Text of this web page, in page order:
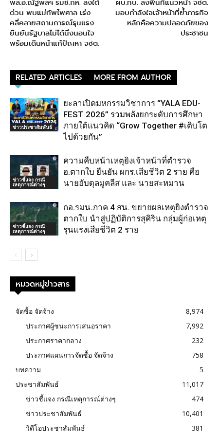
พล.อ.ณัฐพลฯ รมช.กห. ลงใต้
ด่วน พบแม่ทัพไพศาล เร่ง
คลี่คลายสถานการณ์รุนแรง
ยืนยันรัฐบาลไม่ได้นิ่งนอนใจ
พร้อมเดินหน้าแก้ปัญหา จชต.
ผบ.ทบ. ลงพื้นที่แนวหน้า จชต.
มอบกำลังใจเจ้าหน้าที่ย้ำภารกิจ
หลักคือความปลอดภัยของ
ประชาชน
RELATED ARTICLES MORE FROM AUTHOR
ข่าวประชาสัมพันธ์
ยะลาเปิดมหกรรมวิชาการ “YALA EDU-
FEST 2026” รวมพลังยกระดับการศึกษา
ภายใต้แนวคิด “Grow Together #เติบโต
ไปด้วยกัน”
ข่าวชี้แจง กรณี
เหตุการณ์ต่างๆ
ความคืบหน้าเหตุยิงเจ้าหน้าที่ตำรวจ
อ.ตากใบ ยืนยัน ผกร.เสียชีวิต 2 ราย คือ
นายอับดุลมูคลีส และ นายสะหมาน
ข่าวชี้แจง กรณี
เหตุการณ์ต่างๆ
กอ.รมน.ภาค 4 สน. ขยายผลเหตุยิงตำรวจ
ตากใบ นำสู่ปฏิบัติการสุคิริน กลุ่มผู้ก่อเหตุ
รุนแรงเสียชีวิต 2 ราย
หมวดหมู่ข่าวสาร
จัดซื้อ จัดจ้าง
8,974
ประกาศผู้ชนะการเสนอราคา
7,992
ประกาศราคากลาง
232
ประกาศแผนการจัดซื้อ จัดจ้าง
758
บทความ
5
ประชาสัมพันธ์
11,017
ข่าวชี้แจง กรณีเหตุการณ์ต่างๆ
474
ข่าวประชาสัมพันธ์
10,401
วิดีโอประชาสัมพันธ์
381